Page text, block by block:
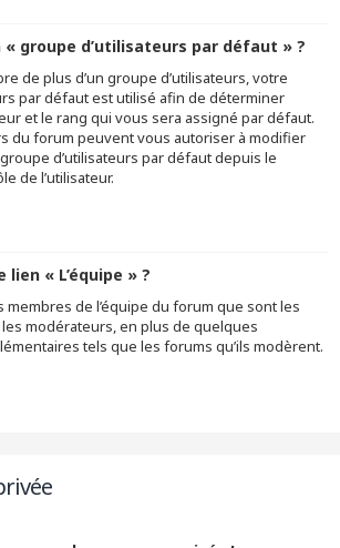
« groupe d’utilisateurs par défaut » ?
de plus d’un groupe d’utilisateurs, votre
par défaut est utilisé afin de déterminer
et le rang qui vous sera assigné par défaut.
du forum peuvent vous autoriser à modifier
d’utilisateurs par défaut depuis le
de l’utilisateur.
lien « L’équipe » ?
membres de l’équipe du forum que sont les
modérateurs, en plus de quelques
tels que les forums qu’ils modèrent.